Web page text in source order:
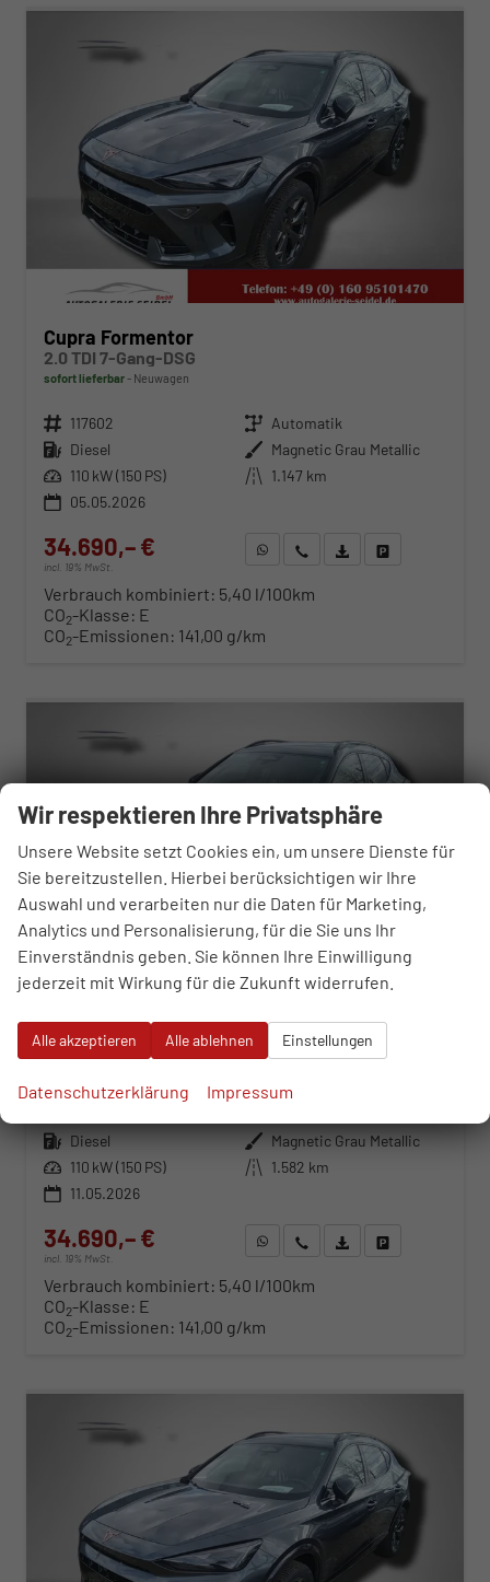
Cupra Formentor
2.0 TDI 7-Gang-DSG
sofort lieferbar Neuwagen
Fahrzeugnr. 117602 Getriebe Automatik
Kraftstoff Diesel Außenfarbe Magnetic Grau Metallic
Leistung 110 kW (150 PS) Kilometerstand 1.147 km
05.05.2026
34.690,– €
incl. 19% MwSt.
WhatsApp anfragen
Wir rufen Sie anFahrzeugexposé (PDF)
Verbrauch kombiniert: 5,40 l/100km
CO2-Klasse: E
CO2-Emissionen: 141,00 g/km
Cupra Formentor
2.0 TDI 7-Gang-DSG
Kraftstoff Diesel Außenfarbe Magnetic Grau Metallic
Leistung 110 kW (150 PS) Kilometerstand 1.582 km
11.05.2026
34.690,– €
incl. 19% MwSt.
WhatsApp anfragen
Wir rufen Sie anFahrzeugexposé (PDF)
Verbrauch kombiniert: 5,40 l/100km
CO2-Klasse: E
CO2-Emissionen: 141,00 g/km
Wir respektieren Ihre Privatsphäre
Unsere Website setzt Cookies ein, um unsere Dienste für
Sie bereitzustellen. Hierbei berücksichtigen wir Ihre
Auswahl und verarbeiten nur die Daten für Marketing,
Analytics und Personalisierung, für die Sie uns Ihr
Einverständnis geben. Sie können Ihre Einwilligung
jederzeit mit Wirkung für die Zukunft widerrufen.
Alle akzeptieren Alle ablehnen Einstellungen
Datenschutzerklärung Impressum